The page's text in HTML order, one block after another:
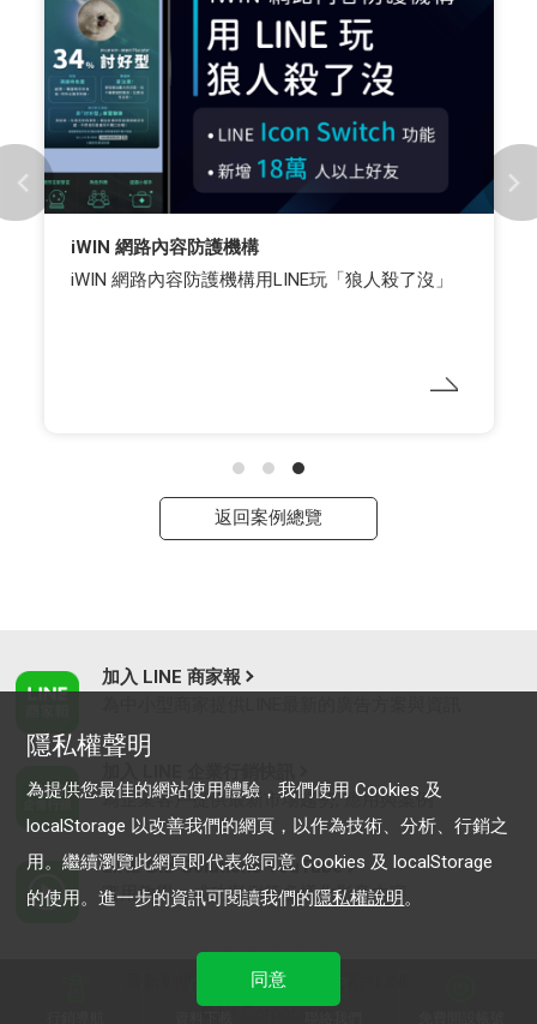
iWIN 網路內容防護機構
iWIN 網路內容防護機構用LINE玩「狼人殺了沒」
返回案例總覽
加入 LINE 商家報
為企業客戶提供最新市場趨勢, 應用與案例
LINE Biz-Solutions YouTube
實用教學、成功案例等多樣化影音內容
服務條款
隱私權聲明
為提供您最佳的網站使用體驗，我們使用 Cookies 及
localStorage 以改善我們的網頁，以作為技術、分析、行銷之
用。繼續瀏覽此網頁即代表您同意 Cookies 及 localStorage
的使用。進一步的資訊可閱讀我們的隱私權說明。
同意